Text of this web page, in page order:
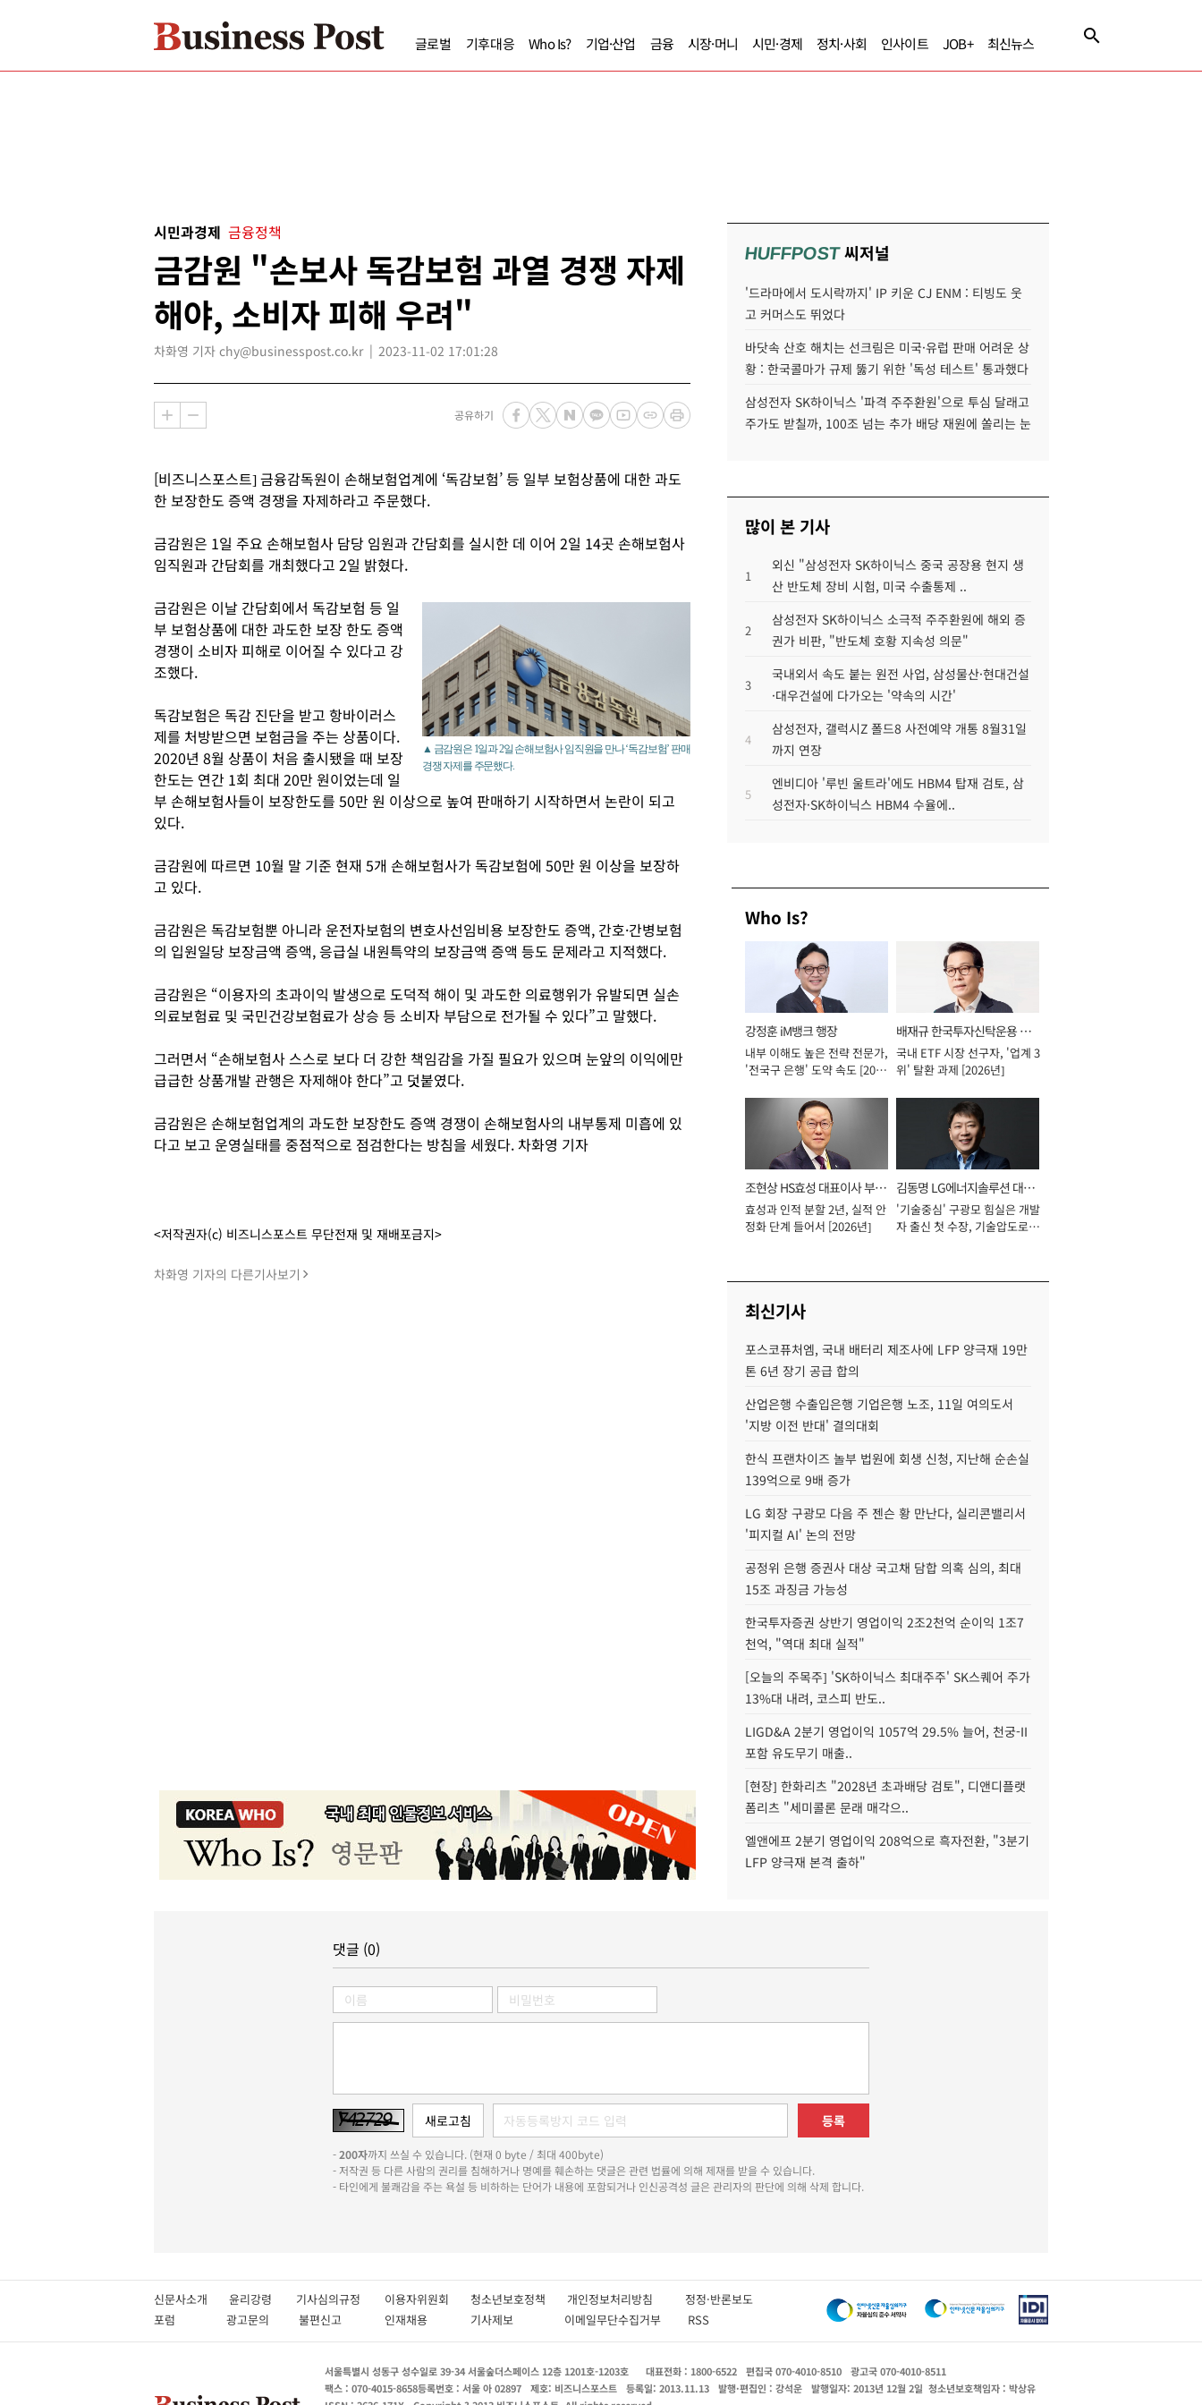
글로벌 기후대응 Who Is? 기업·산업 금융 시장·머니 시민·경제 정치·사회 인사이트 JOB+ 최신뉴스
시민과경제 금융정책
금감원 "손보사 독감보험 과열 경쟁 자제
해야, 소비자 피해 우려"
차화영 기자 chy@businesspost.co.kr 2023-11-02 17:01:28
공유하기
[비즈니스포스트] 금융감독원이 손해보험업계에 ‘독감보험’ 등 일부 보험상품에 대한 과도
한 보장한도 증액 경쟁을 자제하라고 주문했다.
금감원은 1일 주요 손해보험사 담당 임원과 간담회를 실시한 데 이어 2일 14곳 손해보험사
임직원과 간담회를 개최했다고 2일 밝혔다.
▲ 금감원은 1일과 2일 손해보험사 임직원을 만나 ‘독감보험’ 판매
경쟁 자제를 주문했다.
금감원은 이날 간담회에서 독감보험 등 일
부 보험상품에 대한 과도한 보장 한도 증액
경쟁이 소비자 피해로 이어질 수 있다고 강
조했다.
독감보험은 독감 진단을 받고 항바이러스
제를 처방받으면 보험금을 주는 상품이다.
2020년 8월 상품이 처음 출시됐을 때 보장
한도는 연간 1회 최대 20만 원이었는데 일
부 손해보험사들이 보장한도를 50만 원 이상으로 높여 판매하기 시작하면서 논란이 되고
있다.
금감원에 따르면 10월 말 기준 현재 5개 손해보험사가 독감보험에 50만 원 이상을 보장하
고 있다.
금감원은 독감보험뿐 아니라 운전자보험의 변호사선임비용 보장한도 증액, 간호·간병보험
의 입원일당 보장금액 증액, 응급실 내원특약의 보장금액 증액 등도 문제라고 지적했다.
금감원은 “이용자의 초과이익 발생으로 도덕적 해이 및 과도한 의료행위가 유발되면 실손
의료보험료 및 국민건강보험료가 상승 등 소비자 부담으로 전가될 수 있다”고 말했다.
그러면서 “손해보험사 스스로 보다 더 강한 책임감을 가질 필요가 있으며 눈앞의 이익에만
급급한 상품개발 관행은 자제해야 한다”고 덧붙였다.
금감원은 손해보험업계의 과도한 보장한도 증액 경쟁이 손해보험사의 내부통제 미흡에 있
다고 보고 운영실태를 중점적으로 점검한다는 방침을 세웠다. 차화영 기자
<저작권자(c) 비즈니스포스트 무단전재 및 재배포금지>
차화영 기자의 다른기사보기
HUFFPOST씨저널
'드라마에서 도시락까지' IP 키운 CJ ENM : 티빙도 웃
고 커머스도 뛰었다
바닷속 산호 해치는 선크림은 미국·유럽 판매 어려운 상
황 : 한국콜마가 규제 뚫기 위한 '독성 테스트' 통과했다
삼성전자 SK하이닉스 '파격 주주환원'으로 투심 달래고
주가도 받칠까, 100조 넘는 추가 배당 재원에 쏠리는 눈
많이 본 기사
1
외신 "삼성전자 SK하이닉스 중국 공장용 현지 생
산 반도체 장비 시험, 미국 수출통제 ..
2
삼성전자 SK하이닉스 소극적 주주환원에 해외 증
권가 비판, "반도체 호황 지속성 의문"
3
국내외서 속도 붙는 원전 사업, 삼성물산·현대건설
·대우건설에 다가오는 '약속의 시간'
4
삼성전자, 갤럭시Z 폴드8 사전예약 개통 8월31일
까지 연장
5
엔비디아 '루빈 울트라'에도 HBM4 탑재 검토, 삼
성전자·SK하이닉스 HBM4 수율에..
Who Is?
강정훈 iM뱅크 행장
내부 이해도 높은 전략 전문가,
'전국구 은행' 도약 속도 [2026
배재규 한국투자신탁운용 대
표이사 사장
국내 ETF 시장 선구자, '업계 3
위' 탈환 과제 [2026년]
조현상 HS효성 대표이사 부회
장
효성과 인적 분할 2년, 실적 안
정화 단계 들어서 [2026년]
김동명 LG에너지솔루션 대표
이사 사장
'기술중심' 구광모 힘실은 개발
자 출신 첫 수장, 기술압도로
최신기사
포스코퓨처엠, 국내 배터리 제조사에 LFP 양극재 19만
톤 6년 장기 공급 합의
산업은행 수출입은행 기업은행 노조, 11일 여의도서
'지방 이전 반대' 결의대회
한식 프랜차이즈 놀부 법원에 회생 신청, 지난해 순손실
139억으로 9배 증가
LG 회장 구광모 다음 주 젠슨 황 만난다, 실리콘밸리서
'피지컬 AI' 논의 전망
공정위 은행 증권사 대상 국고채 담합 의혹 심의, 최대
15조 과징금 가능성
한국투자증권 상반기 영업이익 2조2천억 순이익 1조7
천억, "역대 최대 실적"
[오늘의 주목주] 'SK하이닉스 최대주주' SK스퀘어 주가
13%대 내려, 코스피 반도..
LIGD&A 2분기 영업이익 1057억 29.5% 늘어, 천궁-II
포함 유도무기 매출..
[현장] 한화리츠 "2028년 초과배당 검토", 디앤디플랫
폼리츠 "세미콜론 문래 매각으..
엘앤에프 2분기 영업이익 208억으로 흑자전환, "3분기
LFP 양극재 본격 출하"
댓글 (0)
등록
-200자까지 쓰실 수 있습니다. (현재 0 byte / 최대 400byte)
- 저작권 등 다른 사람의 권리를 침해하거나 명예를 훼손하는 댓글은 관련 법률에 의해 제재를 받을 수 있습니다.
- 타인에게 불쾌감을 주는 욕설 등 비하하는 단어가 내용에 포함되거나 인신공격성 글은 관리자의 판단에 의해 삭제 합니다.
신문사소개 윤리강령 기사심의규정 이용자위원회 청소년보호정책 개인정보처리방침 정정·반론보도
포럼
광고문의 불편신고 인재채용 기사제보 이메일무단수집거부 RSS
서울특별시 성동구 성수일로 39-34 서울숲더스페이스 12층 1201호-1203호 대표전화 : 1800-6522 편집국 070-4010-8510
광고국 070-4010-8511
팩스 : 070-4015-8658등록번호 : 서울 아 02897 제호: 비즈니스포스트 등록일: 2013.11.13 발행·편집인 : 강석운 발행일자: 2013년 12월 2일 청소년보호책임자 : 박상유